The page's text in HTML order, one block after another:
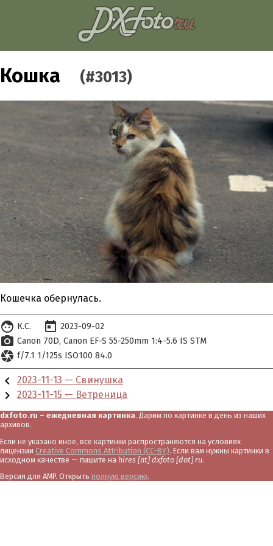
Кошка (#3013)
Кошечка обернулась.
face К.С. today 2023-09-02
photo_camera Canon 70D Canon EF-S 55-250mm 1:4-5.6 IS STM
camera f/7.1 1/125s ISO100 84.0
chevron_left 2023-11-13 — Свинушка
chevron_right 2023-11-15 — Ветреница
dxfoto.ru – ежедневная картинка. Дарим по картинке в день из наших
архивов.
Если не указано иное, все картинки распространяются на условиях
лицензии Creative Commons Attribution (CC-BY). Если вам нужны картинки в
исходном качестве — пишите на hires [at] dxfoto [dot] ru.
Версия для AMP. Открыть полную версию.